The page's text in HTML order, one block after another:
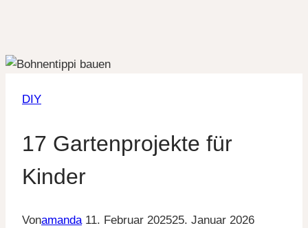
DIY
17 Gartenprojekte für
Kinder
Vonamanda 11. Februar 202525. Januar 2026